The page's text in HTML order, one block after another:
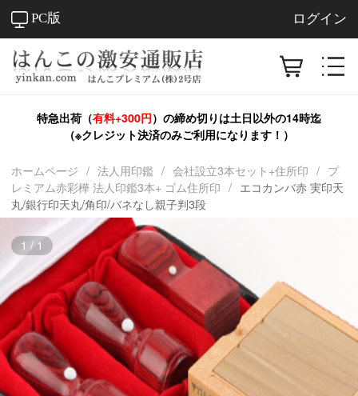
PC版 ログイン
特急出荷（有料+300円）の締め切りは土日以外の14時迄
（※クレジット決済のみご利用になります！）
ホームページ / 法人用印鑑 / 会社設立3本セット+住所印 / プ
レミアム赤彩樺 法人印鑑3本+ ゴム住所印 / エコカンバ赤 実印天
丸/銀行印天丸/角印/バネなし親子判3段
1 / 1